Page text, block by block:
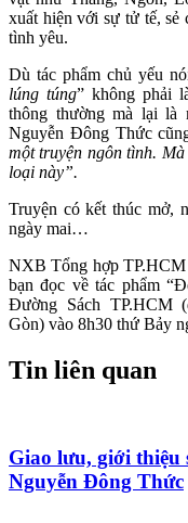
xuất hiện với sự tử tế, sẻ
tình yêu.
Dù tác phẩm chủ yếu
lúng túng” không phải
thông thường mà lại là
Nguyễn Đông Thức
một truyện ngôn tình.
loại này”.
Truyện có kết thúc mở,
ngày mai…
NXB Tổng hợp TP.HCM
bạn đọc về tác phẩm
Đường Sách TP.HCM
Gòn) vào 8h30 thứ Bảy
Tin liên quan
Giao lưu, giới thiệu
Nguyễn Đông Thức